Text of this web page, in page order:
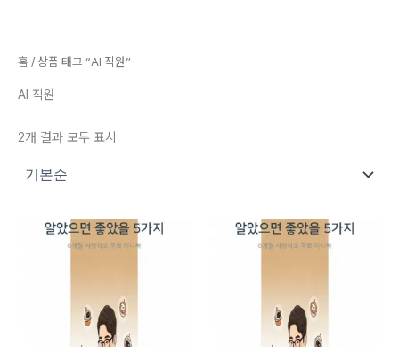
홈 / 상품 태그 “AI 직원”
AI 직원
2개 결과 모두 표시